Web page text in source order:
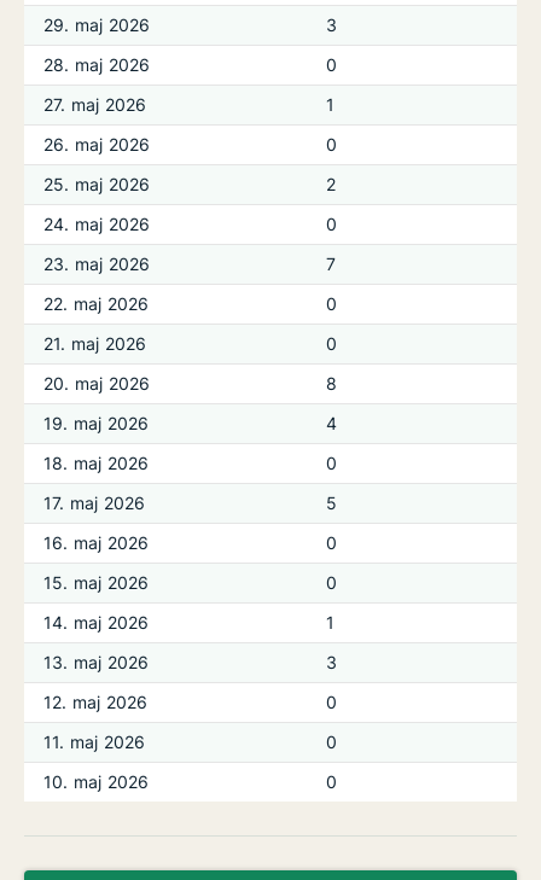
29. maj 2026
3
28. maj 2026
0
27. maj 2026
1
26. maj 2026
0
25. maj 2026
2
24. maj 2026
0
23. maj 2026
7
22. maj 2026
0
21. maj 2026
0
20. maj 2026
8
19. maj 2026
4
18. maj 2026
0
17. maj 2026
5
16. maj 2026
0
15. maj 2026
0
14. maj 2026
1
13. maj 2026
3
12. maj 2026
0
11. maj 2026
0
10. maj 2026
0